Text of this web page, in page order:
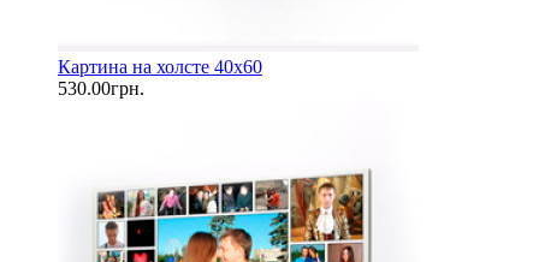
Картина на холсте 40х60
530.00грн.